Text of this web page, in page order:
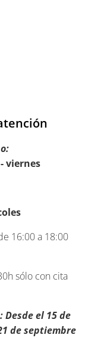
viernes
16:00 a 18:00
sólo con cita
el 15 de
de septiembre